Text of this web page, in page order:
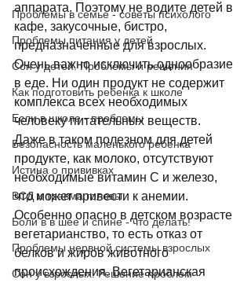
Проблемы в семье - советы психолого
Проблемы питания у детей
Сон у детей. Проблемы и решения
Как подготовить ребенка к школе
Если в школе - проблемы
Безопасность маленького ребенка
Истина о прививках
ВСД и травма головы
Боли в в шее и спине - что делать!
Проблемы нервной системы взрослых
Сон у взрослых. Решение проблем
аппарата. Поэтому не водите детей в
кафе, закусочные, бистро,
предназначенные для взрослых.
Очень важно исключить однообразие
в еде. Ни один продукт не содержит
комплекса всех необходимых
человеку питательных веществ.
Даже в таком полезном для детей
продукте, как молоко, отсутствуют
необходимые витамин С и железо,
что может привести к анемии.
Особенно опасно в детском возрасте
вегетарианство, то есть отказ от
белков и жиров животного
происхождения. Вегетарианская